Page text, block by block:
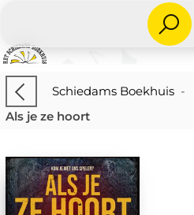
Schiedams Boekhuis-
Als je ze hoort